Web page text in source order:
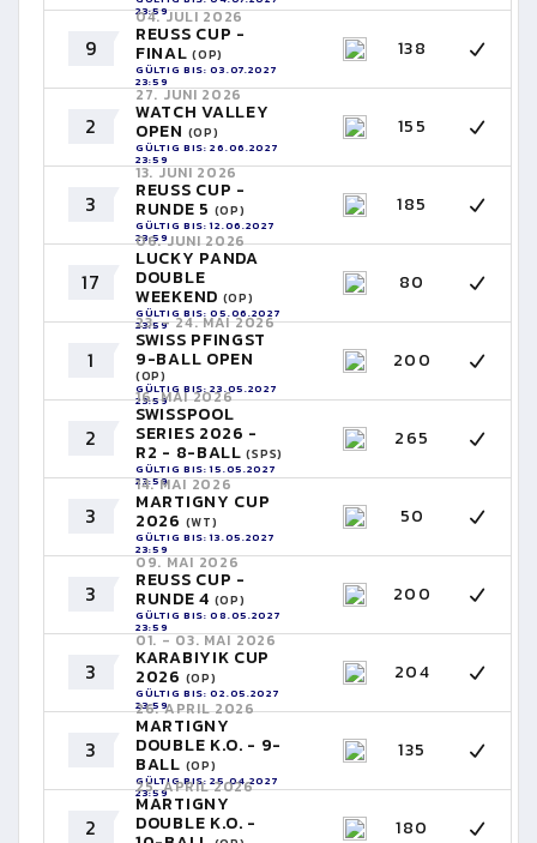
23:59
9
04. JULI 2026
REUSS CUP -
FINAL(OP)
GÜLTIG BIS: 03.07.2027
23:59
138
2
27. JUNI 2026
WATCH VALLEY
OPEN (OP)
GÜLTIG BIS: 26.06.2027
23:59
155
3
13. JUNI 2026
REUSS CUP -
RUNDE 5 (OP)
GÜLTIG BIS: 12.06.2027
23:59
185
17
06. JUNI 2026
LUCKY PANDA
DOUBLE
WEEKEND (OP)
GÜLTIG BIS: 05.06.2027
23:59
80
1
23. - 24. MAI 2026
SWISS PFINGST
9-BALL OPEN
(OP)
GÜLTIG BIS: 23.05.2027
23:59
200
2
16. MAI 2026
SWISSPOOL
SERIES 2026 -
R2 - 8-BALL(SPS)
GÜLTIG BIS: 15.05.2027
23:59
265
3
14. MAI 2026
MARTIGNY CUP
2026 (WT)
GÜLTIG BIS: 13.05.2027
23:59
50
3
09. MAI 2026
REUSS CUP -
RUNDE 4 (OP)
GÜLTIG BIS: 08.05.2027
23:59
200
3
01. - 03. MAI 2026
KARABIYIK CUP
2026 (OP)
GÜLTIG BIS: 02.05.2027
23:59
204
3
26. APRIL 2026
MARTIGNY
DOUBLE K.O. - 9-
BALL (OP)
GÜLTIG BIS: 25.04.2027
23:59
135
2
25. APRIL 2026
MARTIGNY
DOUBLE K.O. - 180